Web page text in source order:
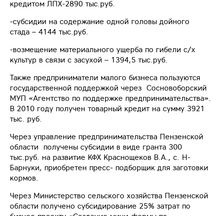
кредитом ЛПХ-2890 тыс.руб.
-субсидии на содержание одной головы дойного
стада – 4144 тыс.руб.
-возмещение материального ущерба по гибели с/х
культур в связи с засухой – 1394,5 тыс.руб.
Также предприниматели малого бизнеса пользуются
государственной поддержкой через Сосновоборский
МУП «Агентство по поддержке предпринимательства».
В 2010 году получен товарный кредит на сумму 3921
тыс. руб.
Через управление предпринимательства Пензенской
области получены субсидии в виде гранта 300
тыс.руб. на развитие КФХ Краснощеков В.А., с. Н-
Барнуки, приобретен пресс- подборщик для заготовки
кормов.
Через Министерство сельского хозяйства Пензенской
области получено субсидирование 25% затрат по